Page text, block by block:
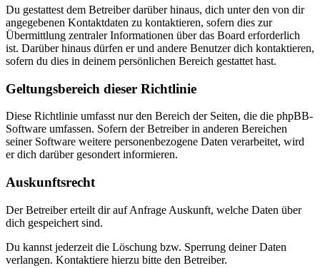
Du gestattest dem Betreiber darüber hinaus, dich unter den von dir
angegebenen Kontaktdaten zu kontaktieren, sofern dies zur
Übermittlung zentraler Informationen über das Board erforderlich
ist. Darüber hinaus dürfen er und andere Benutzer dich kontaktieren,
sofern du dies in deinem persönlichen Bereich gestattet hast.
Geltungsbereich dieser Richtlinie
Diese Richtlinie umfasst nur den Bereich der Seiten, die die phpBB-
Software umfassen. Sofern der Betreiber in anderen Bereichen
seiner Software weitere personenbezogene Daten verarbeitet, wird
er dich darüber gesondert informieren.
Auskunftsrecht
Der Betreiber erteilt dir auf Anfrage Auskunft, welche Daten über
dich gespeichert sind.
Du kannst jederzeit die Löschung bzw. Sperrung deiner Daten
verlangen. Kontaktiere hierzu bitte den Betreiber.